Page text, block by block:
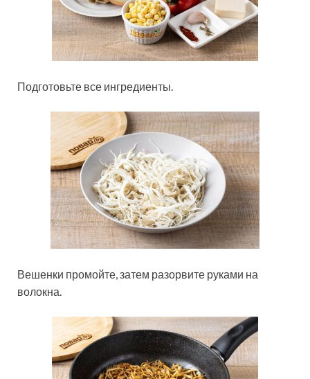
Подготовьте все ингредиенты.
Вешенки промойте, затем разорвите руками на
волокна.